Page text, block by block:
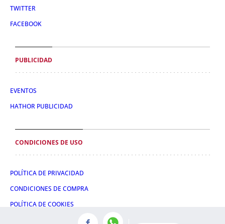
TWITTER
FACEBOOK
PUBLICIDAD
EVENTOS
HATHOR PUBLICIDAD
CONDICIONES DE USO
POLÍTICA DE PRIVACIDAD
CONDICIONES DE COMPRA
POLÍTICA DE COOKIES